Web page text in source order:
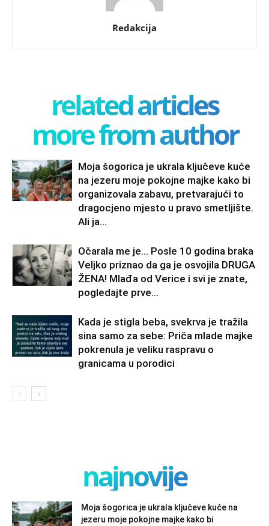
Redakcija
related articles
more from author
Moja šogorica je ukrala ključeve kuće
na jezeru moje pokojne majke kako bi
organizovala zabavu, pretvarajući to
dragocjeno mjesto u pravo smetljište.
Ali ja...
Očarala me je… Posle 10 godina braka
Veljko priznao da ga je osvojila DRUGA
ŽENA! Mlađa od Verice i svi je znate,
pogledajte prve...
Kada je stigla beba, svekrva je tražila
sina samo za sebe: Priča mlade majke
pokrenula je veliku raspravu o
granicama u porodici
najnovije
Moja šogorica je ukrala ključeve kuće na
jezeru moje pokojne majke kako bi